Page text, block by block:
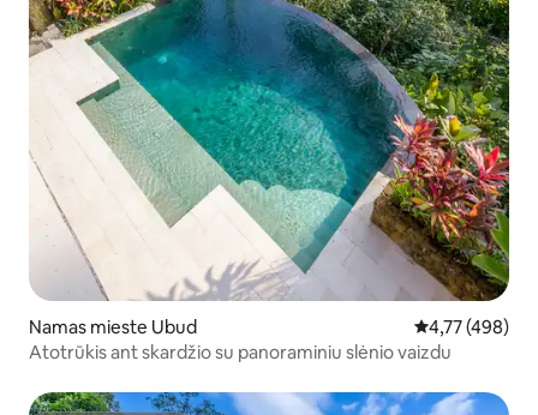
Namas mieste Ubud Vidutinis
4,77 (498)
Atotrūkis ant skardžio su panoraminiu slėnio vaizdu